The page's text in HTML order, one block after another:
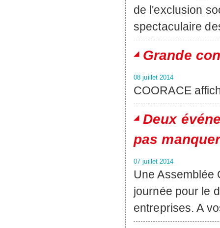
de l'exclusion
spectaculaire
Grande
08 juillet 2014
COORACE
Deux
pas
07 juillet 2014
Une Assemblée
journée pour le
entreprises. A